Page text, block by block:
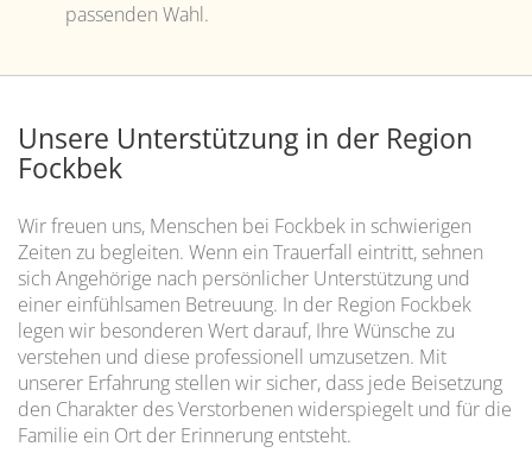
passenden Wahl.
Unsere Unterstützung in der Region
Fockbek
Wir freuen uns, Menschen bei Fockbek in schwierigen
Zeiten zu begleiten. Wenn ein Trauerfall eintritt, sehnen
sich Angehörige nach persönlicher Unterstützung und
einer einfühlsamen Betreuung. In der Region Fockbek
legen wir besonderen Wert darauf, Ihre Wünsche zu
verstehen und diese professionell umzusetzen. Mit
unserer Erfahrung stellen wir sicher, dass jede Beisetzung
den Charakter des Verstorbenen widerspiegelt und für die
Familie ein Ort der Erinnerung entsteht.